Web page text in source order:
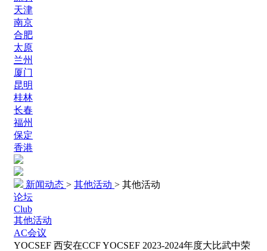
天津
南京
合肥
太原
兰州
厦门
昆明
桂林
长春
福州
保定
香港
新闻动态 > 其他活动 > 其他活动
论坛
Club
其他活动
AC会议
YOCSEF 西安在CCF YOCSEF 2023-2024年度大比武中荣